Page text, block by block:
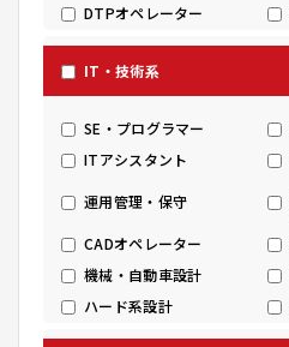
DTPオペレーター
IT・技術系
SE・プログラマー
ITアシスタント
運用管理・保守
CADオペレーター
機械・自動車設計
ハード系設計